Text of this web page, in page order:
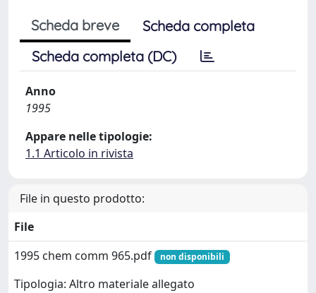
Scheda breve
Scheda completa
Scheda completa (DC)
Anno
1995
Appare nelle tipologie:
1.1 Articolo in rivista
File in questo prodotto:
File
1995 chem comm 965.pdf
non disponibili
Tipologia: Altro materiale allegato